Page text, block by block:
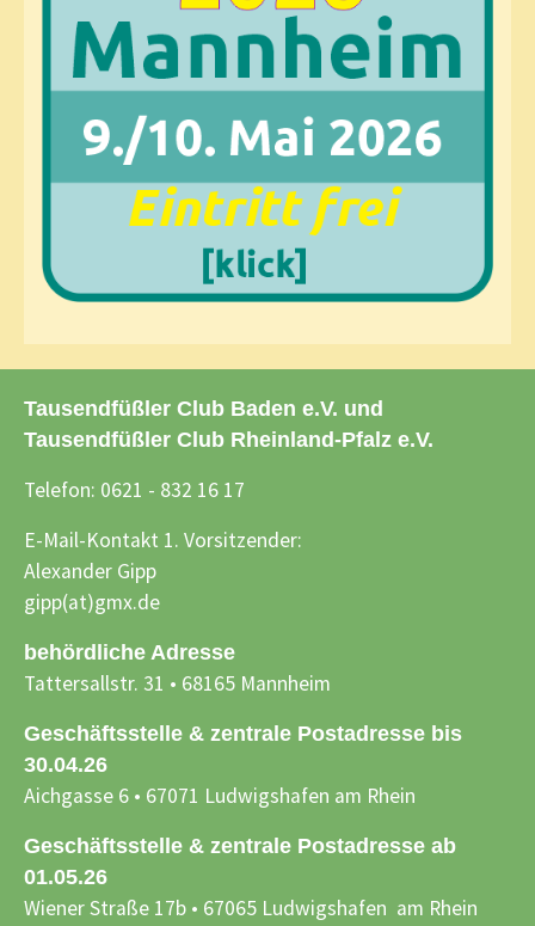
Tausendfüßler Club Baden e.V. und
Tausendfüßler Club Rheinland-Pfalz e.V.
Telefon: 0621 - 832 16 17
E-Mail-Kontakt 1. Vorsitzender:
Alexander Gipp
gipp(at)gmx.de
behördliche Adresse
Tattersallstr. 31 • 68165 Mannheim
Geschäftsstelle & zentrale Postadresse bis
30.04.26
Aichgasse 6 • 67071 Ludwigshafen am Rhein
Geschäftsstelle & zentrale Postadresse ab
01.05.26
Wiener Straße 17b • 67065 Ludwigshafen am Rhein